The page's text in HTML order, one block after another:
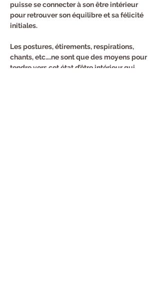
puisse se connecter à son être intérieur
pour retrouver son équilibre et sa félicité
initiales.
Les postures, étirements, respirations,
chants, etc….ne sont que des moyens pour
tendre vers cet état d’être intérieur qui